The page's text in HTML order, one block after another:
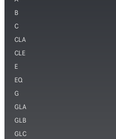
B
C
CLA
CLE
E
EQ
G
GLA
GLB
GLC